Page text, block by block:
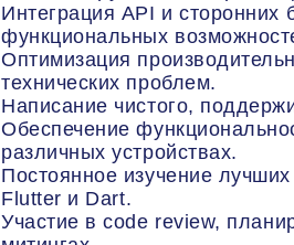
Интеграция API и сторонних
функциональных
Оптимизация
технических проблем.
Написание чистого,
Обеспечение
различных устройствах.
Постоянное изучение
Flutter и Dart.
Участие в code review,